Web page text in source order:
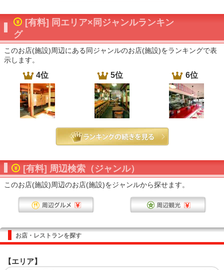
[有料] 同エリア×同ジャンルランキン
グ
このお店(施設)周辺にある同ジャンルのお店(施設)をランキングで表
示します。
4位 5位 6位
[有料] 周辺検索（ジャンル）
このお店(施設)周辺のお店(施設)をジャンルから探せます。
お店・レストランを探す
【エリア】